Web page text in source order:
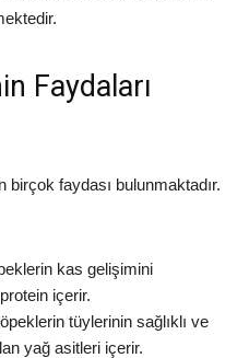
Faydaları
faydası bulunmaktadır.
kas gelişimini
içerir.
tüylerinin sağlıklı ve
yağ asitleri içerir.